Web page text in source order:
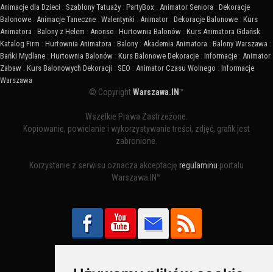
Animacje dla Dzieci : Szablony Tatuaży : PartyBox : Animator Seniora : Dekoracje
Balonowe : Animacje Taneczne : Walentynki : Animator : Dekoracje Balonowe : Kurs
Animatora : Balony z Helem : Anonse : Hurtownia Balonów : Kurs Animatora Gdańsk :
Katalog Firm : Hurtownia Animatora : Balony : Akademia Animatora : Balony Warszawa :
Bańki Mydlane : Hurtownia Balonów : Kurs Balonowe Dekoracje : Informacje : Animator
Zabaw : Kurs Balonowych Dekoracji : SEO : Animator Czasu Wolnego : Informacje
Warszawa
© CopyrightWarszawa.IN™
Wszelkie Prawa Zastrzeżone.
Kopiowanie, powielanie i wykorzystywanie treści, zdjęć, grafik jest
zabronione.
Korzystanie z serwisu oznacza akceptację regulaminu portalu
Warszawa.IN™